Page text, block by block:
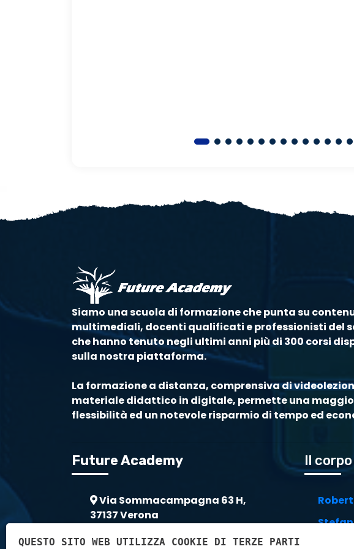
Siamo una scuola di formazione che punta su
multimediali, docenti qualificati e professionisti del
che hanno tenuto negli ultimi anni più di 300 corsi
sulla nostra piattaforma.
La formazione a distanza, comprensiva di
materiale didattico in digitale, permette una
flessibilità ed un notevole risparmio di tempo ed
Future Academy
Via Sommacampagna 63 H,
37137 Verona
0455118822
Il
QUESTO SITO WEB UTILIZZA COOKIE DI TERZE PARTI